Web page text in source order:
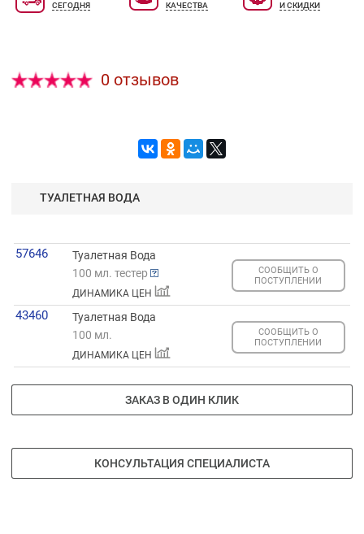
СЕГОДНЯ
КАЧЕСТВА
И СКИДКИ
0 отзывов
ТУАЛЕТНАЯ ВОДА
57646
Туалетная Вода
100 мл. тестер
ДИНАМИКА ЦЕН
СООБЩИТЬ О
ПОСТУПЛЕНИИ
43460
Туалетная Вода
100 мл.
ДИНАМИКА ЦЕН
СООБЩИТЬ О
ПОСТУПЛЕНИИ
ЗАКАЗ В ОДИН КЛИК
КОНСУЛЬТАЦИЯ СПЕЦИАЛИСТА